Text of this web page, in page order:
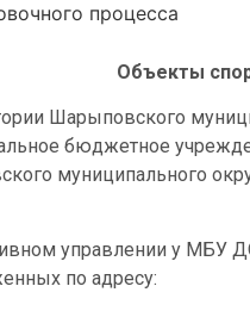
процесса
Объекты
Шарыповского
бюджетное
муниципального
управлении у МБУ
по адресу: